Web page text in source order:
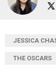
JESSICA
THE OSCARS